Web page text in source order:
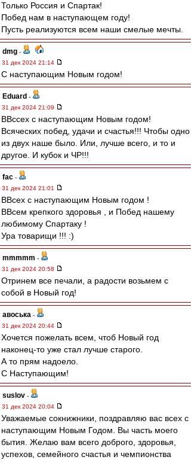
Только Россия и Спартак!
Побед нам в наступающем году!
Пусть реализуются всем наши смелые мечты.
dmg -
31 дек 2024 21:14
С наступающим Новым годом!
Eduard -
31 дек 2024 21:09
ВВссех с наступающим Новым годом!
Всяческих побед, удачи и счастья!!! Чтобы одно
из двух наше было. Или, лучше всего, и то и
другое. И кубок и ЧР!!!
fac -
31 дек 2024 21:01
ВВсех с наступающим Новым годом !
ВВсем крепкого здоровья , и Побед нашему
любимому Спартаку !
Ура товарищи !!! :)
mmmmm -
31 дек 2024 20:58
Отринем все печали, а радости возьмем с
собой в Новый год!
авоська -
31 дек 2024 20:44
Хочется пожелать всем, чтоб Новый год
наконец-то уже стал лучше старого.
А то прям надоело.
С Наступающим!
suslov -
31 дек 2024 20:04
Уважаемые сокнижники, поздравляю вас всех с
наступающим Новым Годом. Вы часть моего
бытия. Желаю вам всего доброго, здоровья,
успехов, семейного счастья и чемпионства